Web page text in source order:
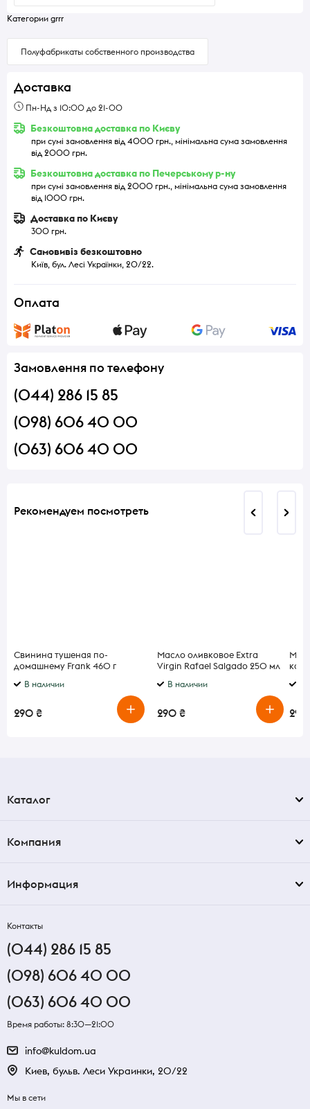
Категории grrr
Полуфабрикаты собственного производства
Доставка
Пн-Нд з 10:00 до 21-00
Безкоштовна доставка по Києву
при сумі замовлення від 4000 грн., мінімальна сума замовлення
від 2000 грн.
Безкоштовна доставка по Печерському р-ну
при сумі замовлення від 2000 грн., мінімальна сума замовлення
від 1000 грн.
Доставка по Києву
300 грн.
Самовивіз безкоштовно
Київ, бул. Лесі Українки, 20/22.
Оплата
Замовлення по телефону
(044) 286 15 85
(098) 606 40 00
(063) 606 40 00
Рекомендуем посмотреть
Свинина тушеная по-
домашнему Frank 460 г
В наличии
290 ₴
Масло оливковое Extra
Virgin Rafael Salgado 250 мл
В наличии
290 ₴
Каталог
Компания
Информация
Контакты
(044) 286 15 85
(098) 606 40 00
(063) 606 40 00
Время работы: 8:30—21:00
info@kuldom.ua
Киев, бульв. Леси Украинки, 20/22
Мы в сети